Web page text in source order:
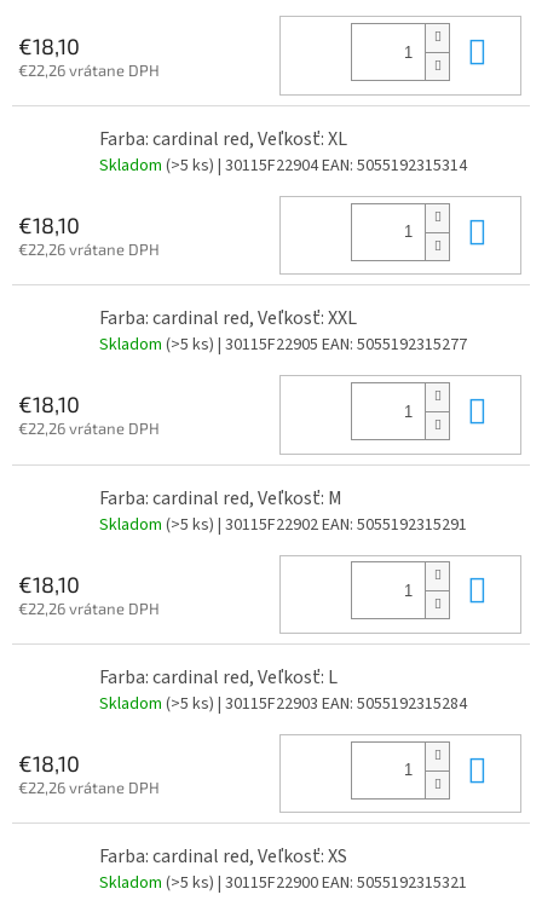
€18,10
€22,26 vrátane DPH
Farba: cardinal red, Veľkosť: XL
Skladom (>5 ks) | 30115F22904EAN: 5055192315314
€18,10
€22,26 vrátane DPH
Farba: cardinal red, Veľkosť: XXL
Skladom (>5 ks) | 30115F22905 EAN: 5055192315277
€18,10
€22,26 vrátane DPH
Farba: cardinal red, Veľkosť: M
Skladom (>5 ks) | 30115F22902EAN: 5055192315291
€18,10
€22,26 vrátane DPH
Farba: cardinal red, Veľkosť: L
Skladom (>5 ks) | 30115F22903 EAN: 5055192315284
€18,10
€22,26 vrátane DPH
Farba: cardinal red, Veľkosť: XS
Skladom (>5 ks) | 30115F22900EAN: 5055192315321